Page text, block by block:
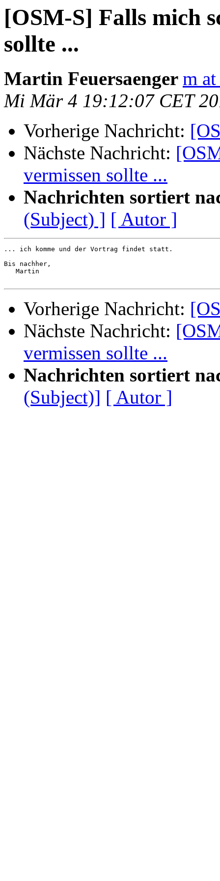
[OSM-S] Falls mich
sollte ...
Martin Feuersaenger m at
Mi Mär 4 19:12:07 CET
Vorherige Nachricht:
Nächste Nachricht:
vermissen sollte ...
Nachrichten sortiert
(Subject) ] [ Autor ]
... ich komme und der Vortrag findet statt.
Bis nachher,
   Martin
Vorherige Nachricht:
Nächste Nachricht:
vermissen sollte ...
Nachrichten sortiert
(Subject)] [ Autor ]